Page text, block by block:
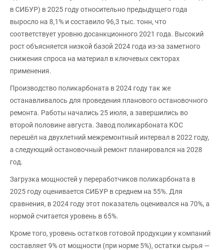
в СИБУР) в 2025 году относительно предыдущего года
выросло на 8,1% и составило 96,3 тыс. тонн, что
соответствует уровню досанкционного 2021 года. Высокий
рост объясняется низкой базой 2024 года из-за заметного
снижения спроса на материал в ключевых секторах
применения.
Производство поликарбоната в 2024 году так же
останавливалось для проведения планового остановочного
ремонта. Работы начались 25 июля, а завершились во
второй половине августа. Завод поликарбоната КОС
перешёл на двухлетний межремонтный интервал в 2022 году,
а следующий остановочный ремонт планировался на 2028
год.
Загрузка мощностей у переработчиков поликарбоната в
2025 году оценивается СИБУР в среднем на 55%. Для
сравнения, в 2024 году этот показатель оценивался на 70%, а
нормой считается уровень в 65%.
Кроме того, уровень остатков готовой продукции у компаний
составляет 9% от мощности (при норме 5%), остатки сырья —